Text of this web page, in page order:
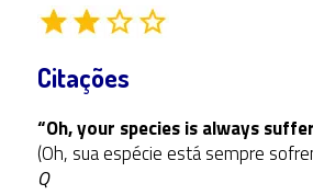
Citações
“Oh, your species is always
(Oh, sua espécie está sempre
Q